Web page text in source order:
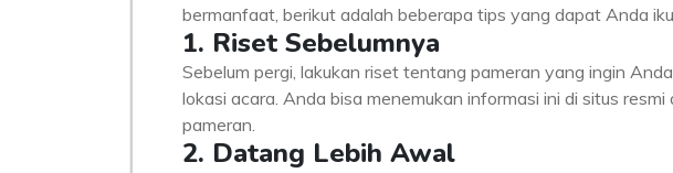
bermanfaat, berikut adalah beberapa tips yang dapat Anda
1. Riset Sebelumnya
Sebelum pergi, lakukan riset tentang pameran yang ingin
lokasi acara. Anda bisa menemukan informasi ini di situs
pameran.
2. Datang Lebih Awal